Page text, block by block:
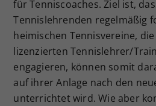
für Tenniscoaches. Ziel ist,
Tennislehrenden regelmäßig
heimischen Tennisvereine,
lizenzierten Tennislehrer/
engagieren, können somit
auf ihrer Anlage nach den
unterrichtet wird. Wie aber